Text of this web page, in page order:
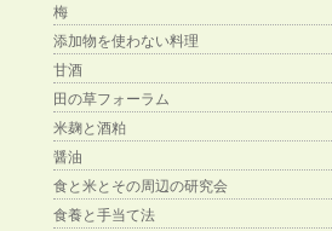
梅
添加物を使わない料理
甘酒
田の草フォーラム
米麹と酒粕
醤油
食と米とその周辺の研究会
食養と手当て法